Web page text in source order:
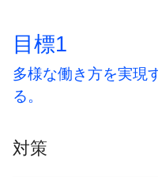
目標1
多様な働き方を実現
る。
対策